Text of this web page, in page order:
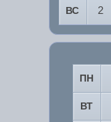
ВС 2
ПН
ВТ